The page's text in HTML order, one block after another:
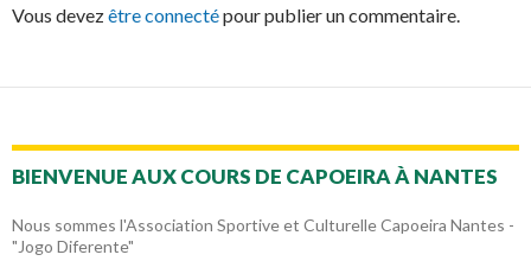
Vous devezêtre connectépour publier un commentaire.
BIENVENUE AUX COURS DE CAPOEIRA À NANTES
Nous sommes l'Association Sportive et Culturelle Capoeira Nantes -
"Jogo Diferente"